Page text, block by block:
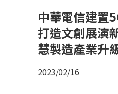
中華電信建置
打造文創展演
慧製造產業升
2023/02/16